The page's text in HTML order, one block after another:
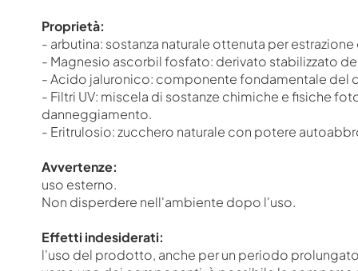
Proprietà:
- arbutina: sostanza naturale ottenuta per
- Magnesio ascorbil fosfato: derivato stabilizzato
- Acido jaluronico: componente fondamentale del
- Filtri UV: miscela di sostanze chimiche e fisiche
danneggiamento.
- Eritrulosio: zucchero naturale con potere
Avvertenze:
uso esterno.
Non disperdere nell'ambiente dopo l'uso.
Effetti indesiderati:
l'uso del prodotto, anche per un periodo